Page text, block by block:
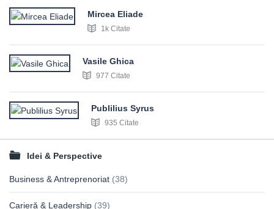
Mircea Eliade
1k Citate
Vasile Ghica
977 Citate
Publilius Syrus
935 Citate
Idei & Perspective
Business & Antreprenoriat (38)
Carieră & Leadership (39)